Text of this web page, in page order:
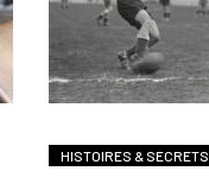
HISTOIRES & SECRETS